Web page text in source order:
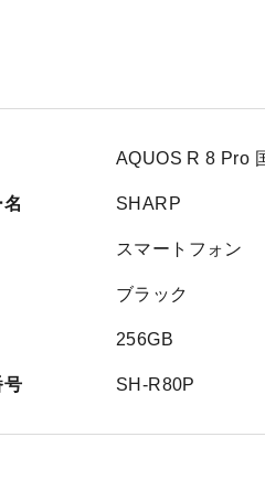
AQUOS R 8 Pro
SHARP
スマートフォン
ブラック
256GB
号 SH-R80P